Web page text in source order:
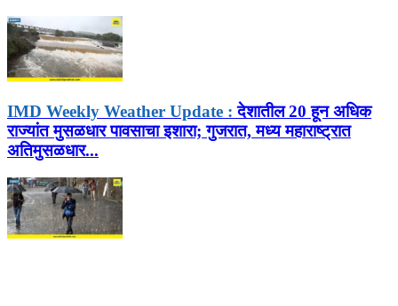
IMD Weekly Weather Update : देशातील 20 हून अधिक
राज्यांत मुसळधार पावसाचा इशारा; गुजरात, मध्य महाराष्ट्रात
अतिमुसळधार...